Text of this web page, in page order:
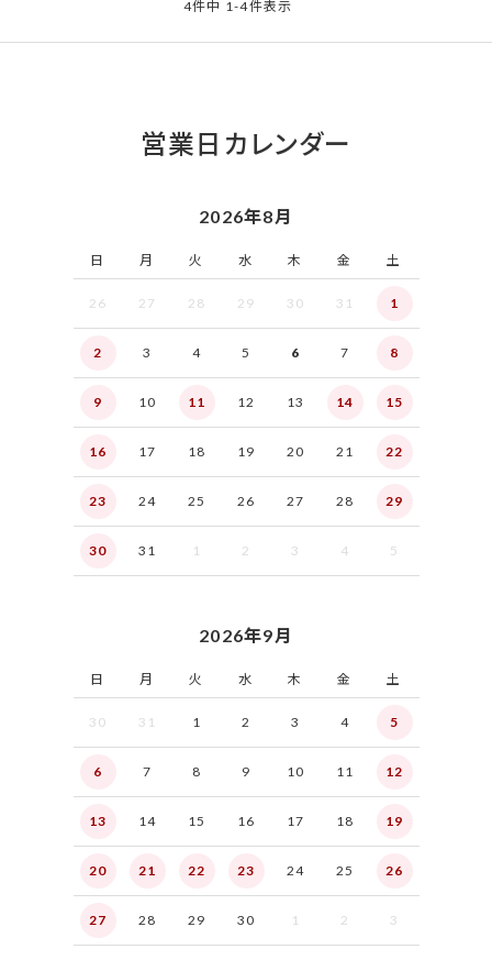
4件中 1-4件表示
営業日カレンダー
2026年8月
日 月 火 水 木 金 土
26 27 28 29 30 31 1
2 3 4 5 6 7 8
9 10 11 12 13 14 15
16 17 18 19 20 21 22
23 24 25 26 27 28 29
30 31 1 2 3 4 5
2026年9月
日 月 火 水 木 金 土
30 31 1 2 3 4 5
6 7 8 9 10 11 12
13 14 15 16 17 18 19
20 21 22 23 24 25 26
27 28 29 30 1 2 3